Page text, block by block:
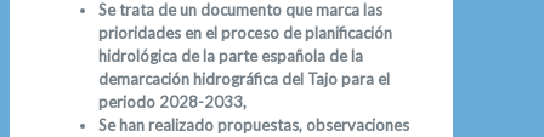
Se trata de un documento que marca las
prioridades en el proceso de planificación
hidrológica de la parte española de la
demarcación hidrográfica del Tajo para el
periodo 2028-2033,
Se han realizado propuestas, observaciones